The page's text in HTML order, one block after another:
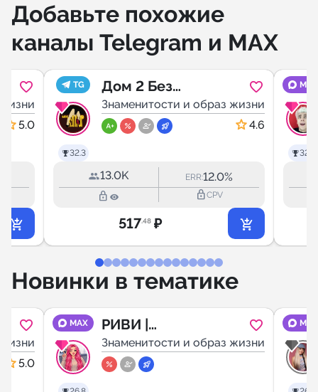
Добавьте похожие
каналы Telegram и MAX
5.0
TG
32.3
Дом 2 Без
Купюр
Знаменитости и образ жизни
4.6
13.0K ERR:12.0%
lock_outline lock_outlineCPV
517.48 ₽
MAX
32.3
Новинки в тематике
5.0
MAX
РИВИ |
РИВИЧКА |
РИВИВИ🧜🏻‍♀️
Знаменитости и образ жизни
MAX